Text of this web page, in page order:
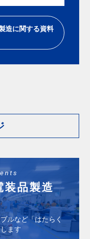
造に関する資料
装品製造
ルなど「はたらく
ます